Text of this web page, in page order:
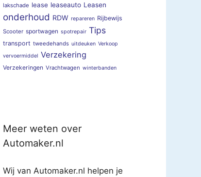
lakschade lease leaseauto Leasen
onderhoud RDW repareren Rijbewijs
Scooter sportwagen spotrepair Tips
transport tweedehands uitdeuken Verkoop
vervoermiddel Verzekering
Verzekeringen Vrachtwagen winterbanden
Meer weten over
Automaker.nl
Wij van Automaker.nl helpen je